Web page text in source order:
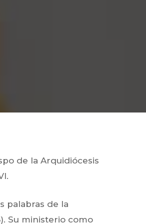
de la Arquidiócesis
palabras de la
). Su ministerio como